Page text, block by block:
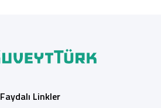
Faydalı Linkler